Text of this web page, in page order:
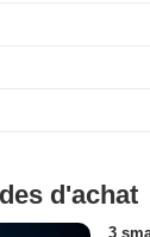
d'achat
3